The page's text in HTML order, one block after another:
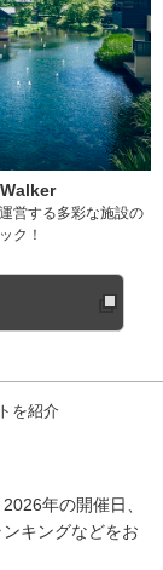
営する多彩な施設の
ク！
を紹介
年の開催日、
キングなどをお